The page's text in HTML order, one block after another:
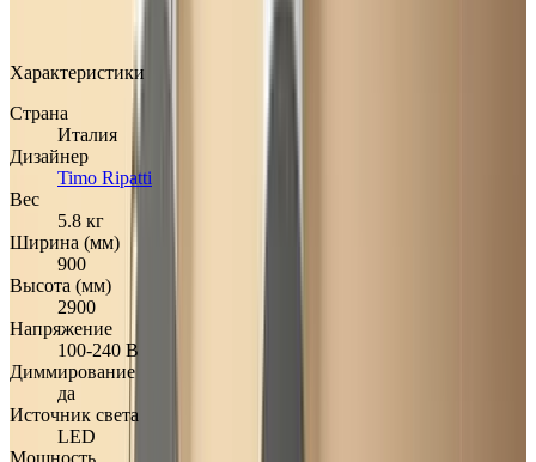
Характеристики
Страна
Италия
Дизайнер
Timo Ripatti
Вес
5.8 кг
Ширина (мм)
900
Высота (мм)
2900
Напряжение
100-240 В
Диммирование
да
Источник света
LED
Мощность